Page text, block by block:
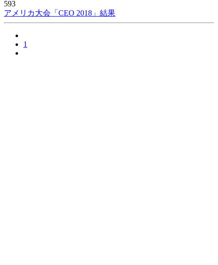
593
アメリカ大会「CEO 2018」結果
1